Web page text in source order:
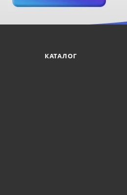
КАТАЛОГ